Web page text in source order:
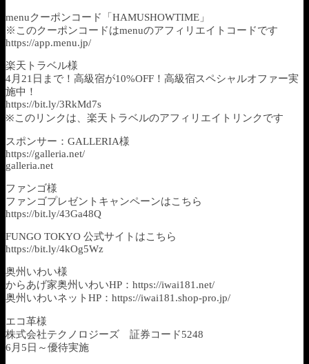
menuクーポンコード「HAMUSHOWTIME」
※このクーポンコードはmenuのアフィリエイトコードです
https://app.menu.jp/
楽天トラベル様
4月21日まで！高級宿が10%OFF！高級宿スペシャルオファー実
施中！
https://bit.ly/3RkMd7s
※このリンクは、楽天トラベルのアフィリエイトリンクです
スポンサー：GALLERIA様
https://galleria.net/
galleria.net
ファンゴ様
ファンゴプレゼントキャンペーンはこちら
https://bit.ly/43Ga48Q
FUNGO TOKYO 公式サイトはこちら
https://bit.ly/4kOg5Wz
奥州いわい様
からあげ家奥州いわいHP：https://iwai181.net/
奥州いわいネットHP：https://iwai181.shop-pro.jp/
エコ革様
株式会社テクノロジーズ 証券コード5248
6月5日～優待実施